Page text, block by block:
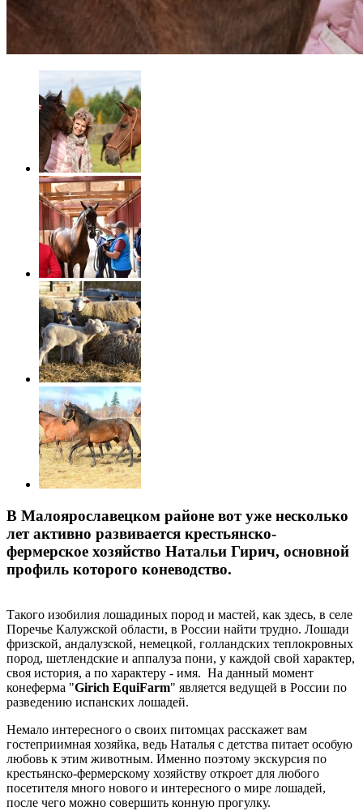
В Малоярославецком районе вот уже несколько
лет активно развивается крестьянско-
фермерское хозяйство Натальи Гирич, основной
профиль которого коневодство.
Такого изобилия лошадиных пород и мастей, как здесь, в селе
Поречье Калужской области, в России найти трудно. Лошади
фризской, андалузской, немецкой, голландских теплокровных
пород, шетлендские и аппалуза пони, у каждой свой характер,
своя история, а по характеру - имя. На данный момент
конеферма "Girich EquiFarm" является ведущей в России по
разведению испанских лошадей.
Немало интересного о своих питомцах расскажет вам
гостеприимная хозяйка, ведь Наталья с детства питает особую
любовь к этим животным. Именно поэтому экскурсия по
крестьянско-фермерскому хозяйству откроет для любого
посетителя много нового и интересного о мире лошадей,
после чего можно совершить конную прогулку.